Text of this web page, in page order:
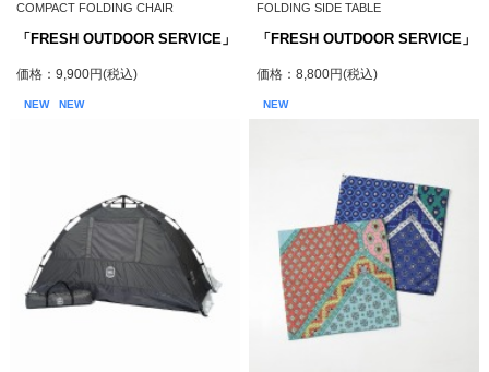
COMPACT FOLDING CHAIR
「FRESH OUTDOOR SERVICE」
価格：9,900円(税込)
FOLDING SIDE TABLE
「FRESH OUTDOOR SERVICE」
価格：8,800円(税込)
NEW NEW NEW